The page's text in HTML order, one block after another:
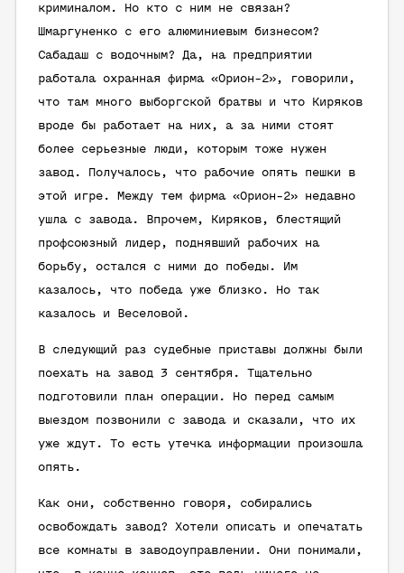
криминалом. Но кто с ним не связан?
Шмаргуненко с его алюминиевым бизнесом?
Сабадаш с водочным? Да, на предприятии
работала охранная фирма «Орион-2», говорили,
что там много выборгской братвы и что Киряков
вроде бы работает на них, а за ними стоят
более серьезные люди, которым тоже нужен
завод. Получалось, что рабочие опять пешки в
этой игре. Между тем фирма «Орион-2» недавно
ушла с завода. Впрочем, Киряков, блестящий
профсоюзный лидер, поднявший рабочих на
борьбу, остался с ними до победы. Им
казалось, что победа уже близко. Но так
казалось и Веселовой.
В следующий раз судебные приставы должны были
поехать на завод 3 сентября. Тщательно
подготовили план операции. Но перед самым
выездом позвонили с завода и сказали, что их
уже ждут. То есть утечка информации произошла
опять.
Как они, собственно говоря, собирались
освобождать завод? Хотели описать и опечатать
все комнаты в заводоуправлении. Они понимали,